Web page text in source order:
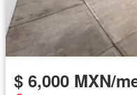
$ 6,000 MXN/